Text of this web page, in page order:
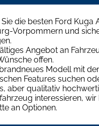
die besten Ford Kuga
Vorpommern und
Angebot an
offen.
Modell mit
Features suchen
aber qualitativ
interessieren, wir
an Optionen.